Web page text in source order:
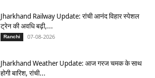
Jharkhand Railway Update: रांची आनंद विहार स्पेशल
ट्रेन की अवधि बढ़ी,...
Ranchi 07-08-2026
Jharkhand Weather Update: आज गरज चमक के साथ
होगी बारिश, रांची...